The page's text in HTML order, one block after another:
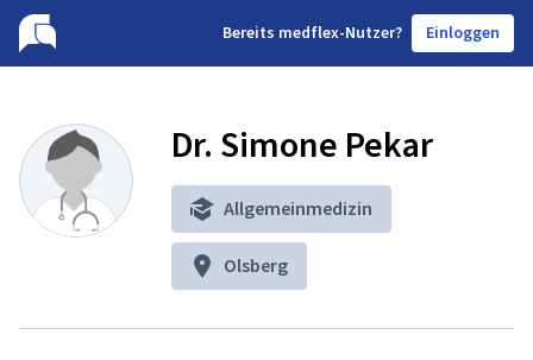
Bereits medflex-Nutzer? Einloggen
Dr. Simone Pekar
Allgemeinmedizin
Olsberg